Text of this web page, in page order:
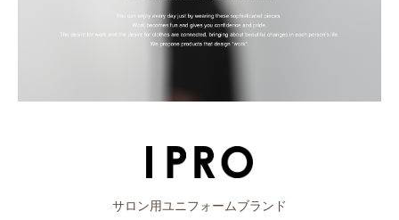
サロン用ユニフォームブランド